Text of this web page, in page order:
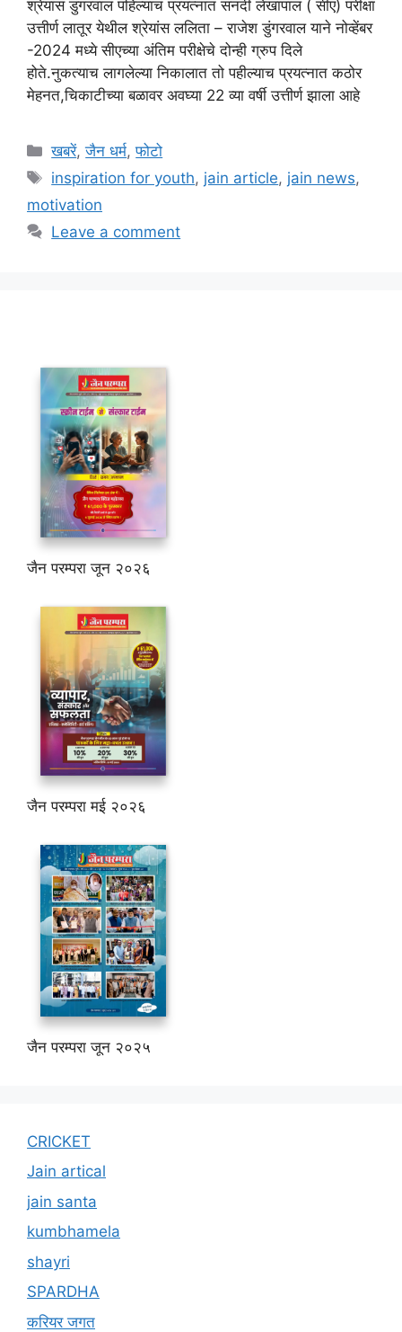
श्रेयांस डुंगरवाल पहिल्याच प्रयत्नात सनदी लेखापाल ( सीए) परीक्षा
उत्तीर्ण लातूर येथील श्रेयांस ललिता – राजेश डुंगरवाल याने नोव्हेंबर
-2024 मध्ये सीएच्या अंतिम परीक्षेचे दोन्ही ग्रुप दिले
होते.नुकत्याच लागलेल्या निकालात तो पहील्याच प्रयत्नात कठोर
मेहनत,चिकाटीच्या बळावर अवघ्या 22 व्या वर्षी उत्तीर्ण झाला आहे
Categories
खबरें,जैन धर्म,फोटो
Tags
inspiration for youth, jain article, jain news,
motivation
Leave a comment
जैन परम्परा जून २०२६
जैन परम्परा मई २०२६
जैन परम्परा जून २०२५
CRICKET
Jain artical
jain santa
kumbhamela
shayri
SPARDHA
करियर जगत